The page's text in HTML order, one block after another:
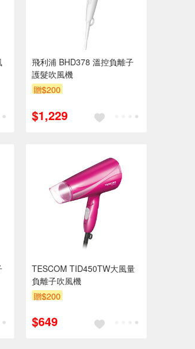
飛利浦 BHD378 溫控負離子
護髮吹風機
贈$200
$1,229
TESCOM TID450TW大風量
負離子吹風機
贈$200
$649